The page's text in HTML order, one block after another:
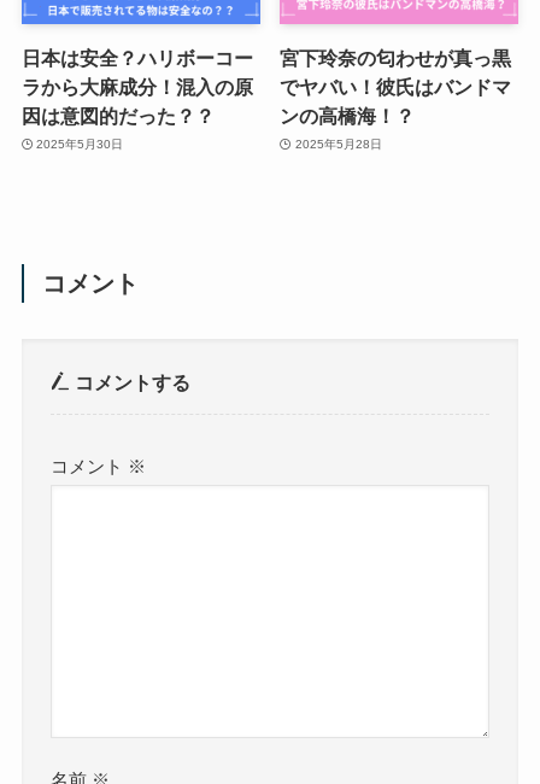
日本は安全？ハリボーコー
ラから大麻成分！混入の原
因は意図的だった？？
2025年5月30日
宮下玲奈の匂わせが真っ黒
でヤバい！彼氏はバンドマ
ンの高橋海！？
2025年5月28日
コメント
コメントする
コメント ※
名前 ※